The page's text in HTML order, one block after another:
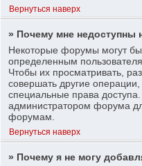
Вернуться наверх
» Почему мне
Некоторые форумы могут
определенным
Чтобы их просматривать,
совершать другие
специальные права
администратором форума
форумам.
Вернуться наверх
» Почему я не могу